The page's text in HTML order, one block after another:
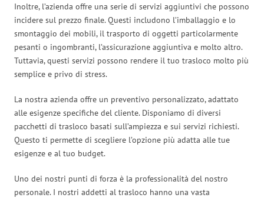
Inoltre, l’azienda offre una serie di servizi aggiuntivi che possono
incidere sul prezzo finale. Questi includono l’imballaggio e lo
smontaggio dei mobili, il trasporto di oggetti particolarmente
pesanti o ingombranti, l’assicurazione aggiuntiva e molto altro.
Tuttavia, questi servizi possono rendere il tuo trasloco molto più
semplice e privo di stress.
La nostra azienda offre un preventivo personalizzato, adattato
alle esigenze specifiche del cliente. Disponiamo di diversi
pacchetti di trasloco basati sull’ampiezza e sui servizi richiesti.
Questo ti permette di scegliere l’opzione più adatta alle tue
esigenze e al tuo budget.
Uno dei nostri punti di forza è la professionalità del nostro
personale. I nostri addetti al trasloco hanno una vasta